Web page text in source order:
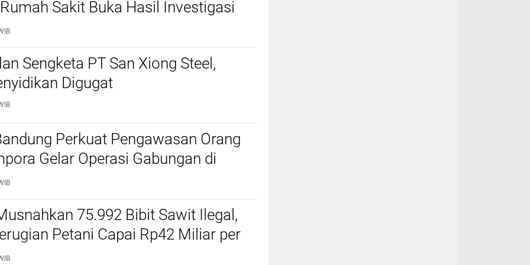
Sakit Buka Hasil Investigasi
Sengketa PT San Xiong Steel,
Digugat
Perkuat Pengawasan Orang
Gelar Operasi Gabungan di
dan Cimahi
75.992 Bibit Sawit Ilegal,
Petani Capai Rp42 Miliar per